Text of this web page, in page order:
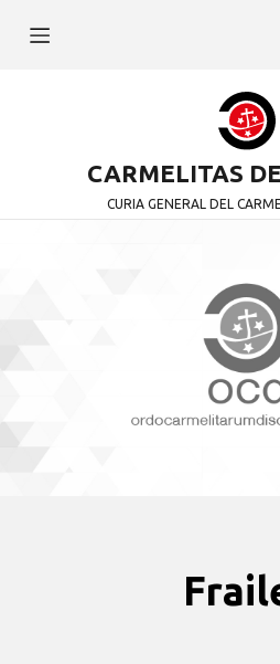
CARMELITAS
CURIA GENERAL DEL